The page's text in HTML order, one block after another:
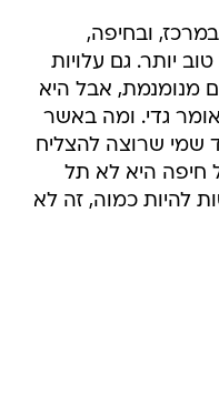
ובחיפה,
יותר. גם עלויות
מנומנמת, אבל היא
אומר גדי. ומה באשר
שמי שרוצה להצליח
חיפה היא לא תל
להיות כמוה, זה לא